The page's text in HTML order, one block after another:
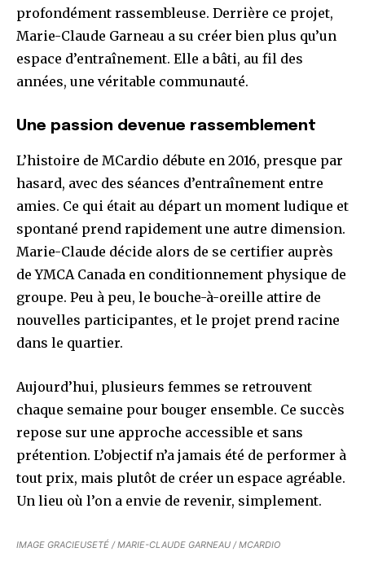
profondément rassembleuse. Derrière ce projet,
Marie-Claude Garneau a su créer bien plus qu’un
espace d’entraînement. Elle a bâti, au fil des
années, une véritable communauté.
Une passion devenue rassemblement
L’histoire de MCardio débute en 2016, presque par
hasard, avec des séances d’entraînement entre
amies. Ce qui était au départ un moment ludique et
spontané prend rapidement une autre dimension.
Marie-Claude décide alors de se certifier auprès
de YMCA Canada en conditionnement physique de
groupe. Peu à peu, le bouche-à-oreille attire de
nouvelles participantes, et le projet prend racine
dans le quartier.
Aujourd’hui, plusieurs femmes se retrouvent
chaque semaine pour bouger ensemble. Ce succès
repose sur une approche accessible et sans
prétention. L’objectif n’a jamais été de performer à
tout prix, mais plutôt de créer un espace agréable.
Un lieu où l’on a envie de revenir, simplement.
IMAGE GRACIEUSETÉ / MARIE-CLAUDE GARNEAU / MCARDIO